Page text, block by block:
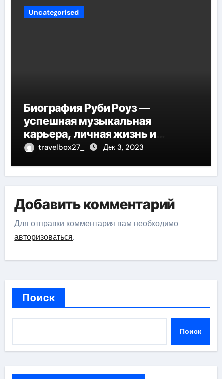
Uncategorised
Биография Руби Роуз —
успешная музыкальная
карьера, личная жизнь и
знаковые достижения
travelbox27_ Дек 3, 2023
Добавить комментарий
Для отправки комментария вам необходимо
авторизоваться.
Поиск
Поиск